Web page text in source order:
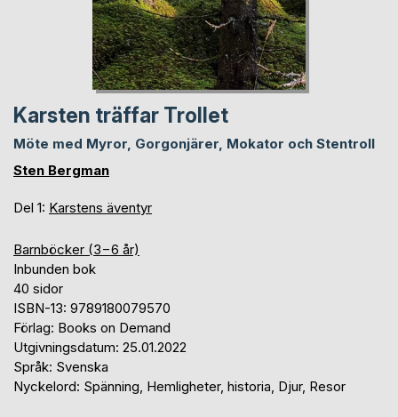
Karsten träffar Trollet
Möte med Myror, Gorgonjärer, Mokator och Stentroll
Sten Bergman
Del 1: Karstens äventyr
Barnböcker (3−6 år)
Inbunden bok
40 sidor
ISBN-13: 9789180079570
Förlag: Books on Demand
Utgivningsdatum: 25.01.2022
Språk: Svenska
Nyckelord: Spänning, Hemligheter, historia, Djur, Resor